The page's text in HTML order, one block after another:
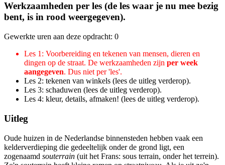
Werkzaamheden per les (de les waar je nu mee bezig
bent, is in rood weergegeven).
Gewerkte uren aan deze opdracht: 0
Les 1: Voorbereiding en tekenen van mensen, dieren en
dingen op de straat. De werkzaamheden zijn per week
aangegeven. Dus niet per 'les'.
Les 2: tekenen van winkels (lees de uitleg verderop).
Les 3: schaduwen (lees de uitleg verderop).
Les 4: kleur, details, afmaken! (lees de uitleg verderop).
Uitleg
Oude huizen in de Nederlandse binnensteden hebben vaak een
kelderverdieping die gedeeltelijk onder de grond ligt, een
zogenaamd souterrain (uit het Frans: sous terrain, onder het terrein).